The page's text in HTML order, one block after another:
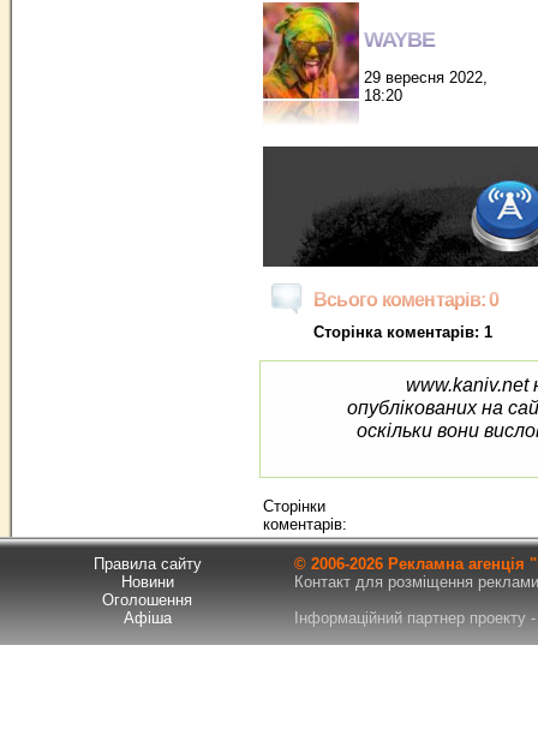
WAYBE
29 вересня 2022,
18:20
Всього коментарів: 0
Сторінка коментарів: 1
www.kaniv.net
опублікованих на
оскільки вони
Сторінки
коментарів:
Правила сайту
Новини
Оголошення
Афіша
© 2006-2026 Рекламна
Контакт для розміщення
Інформаційний партнер проекту